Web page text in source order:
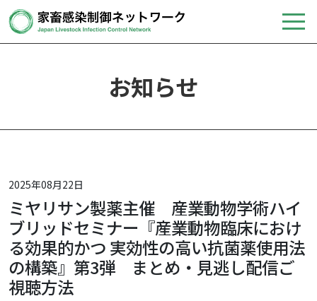
お知らせ
2025年08月22日
ミヤリサン製薬主催 産業動物学術ハイ
ブリッドセミナー『産業動物臨床におけ
る効果的かつ 実効性の高い抗菌薬使用法
の構築』第3弾 まとめ・見逃し配信ご
視聴方法